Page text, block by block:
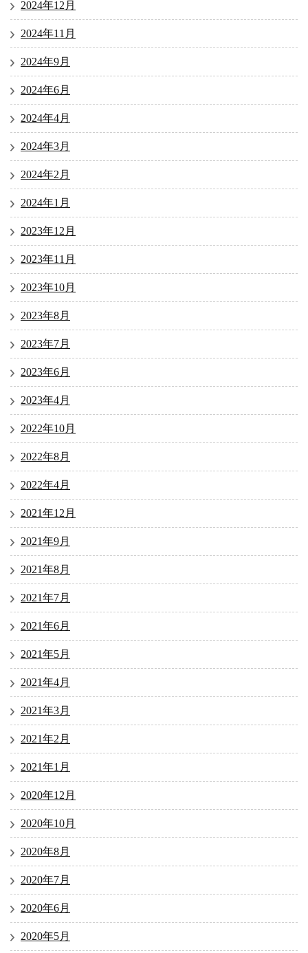
2024年12月
2024年11月
2024年9月
2024年6月
2024年4月
2024年3月
2024年2月
2024年1月
2023年12月
2023年11月
2023年10月
2023年8月
2023年7月
2023年6月
2023年4月
2022年10月
2022年8月
2022年4月
2021年12月
2021年9月
2021年8月
2021年7月
2021年6月
2021年5月
2021年4月
2021年3月
2021年2月
2021年1月
2020年12月
2020年10月
2020年8月
2020年7月
2020年6月
2020年5月